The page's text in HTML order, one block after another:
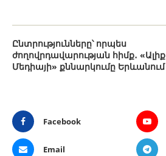
Ընտրությունները՝ որպես
ժողովրդավարության հիմք․ «Ալիք
Մեդիայի» քննարկումը Երևանում
Facebook
Email